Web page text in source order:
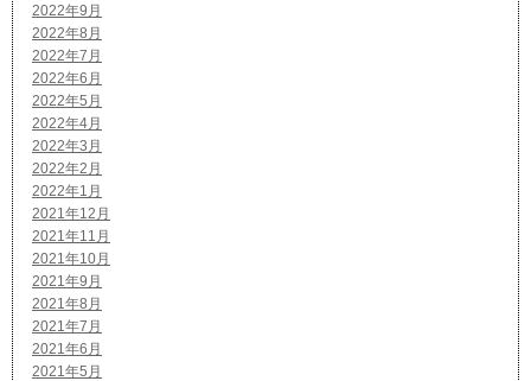
2022年9月
2022年8月
2022年7月
2022年6月
2022年5月
2022年4月
2022年3月
2022年2月
2022年1月
2021年12月
2021年11月
2021年10月
2021年9月
2021年8月
2021年7月
2021年6月
2021年5月